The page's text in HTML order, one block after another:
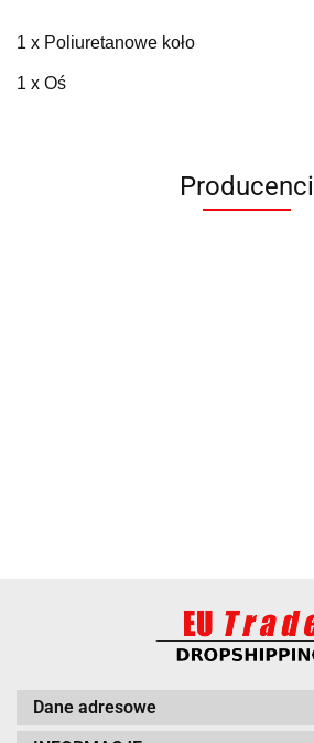
1 x Poliuretanowe koło
1 x Oś
Producenci
Dane adresowe